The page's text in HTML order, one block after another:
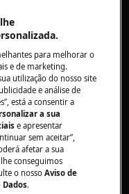
no
(por exemplo,
anterior), os
do
para melhorar o
e de marketing.
utilização do nosso site
e análise de
está a consentir a
a sua
e apresentar
sem aceitar”,
afetar a sua
conseguimos
o nossoAviso de
Dados.